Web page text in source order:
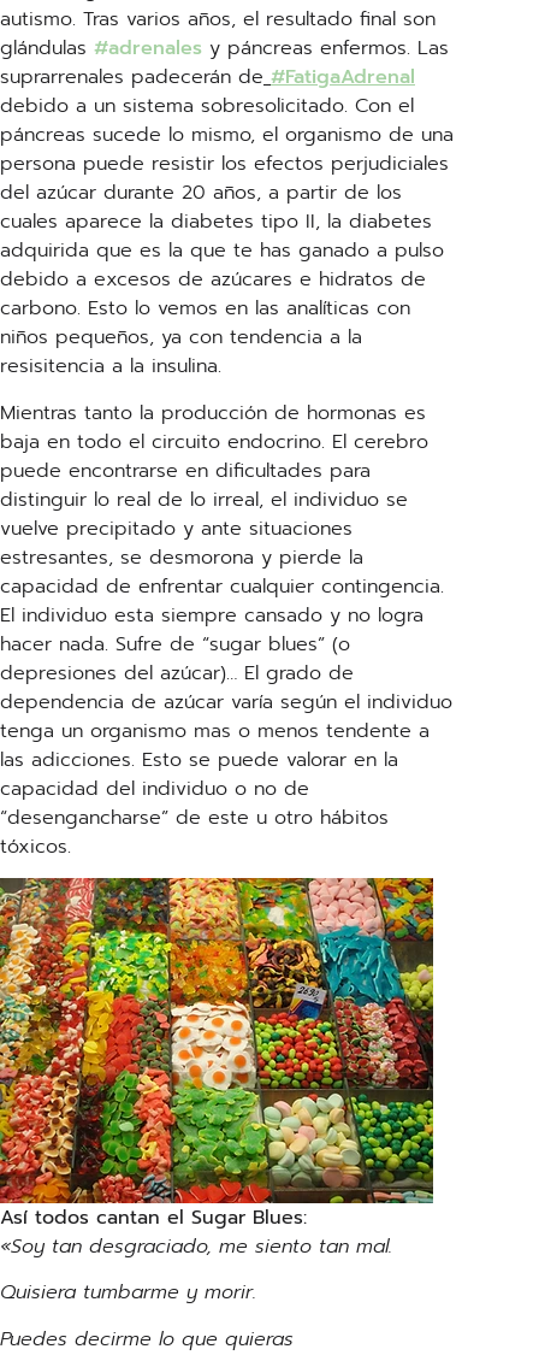
autismo. Tras varios años, el resultado final son
glándulas #adrenales y páncreas enfermos. Las
suprarrenales padecerán de #FatigaAdrenal
debido a un sistema sobresolicitado. Con el
páncreas sucede lo mismo, el organismo de una
persona puede resistir los efectos perjudiciales
del azúcar durante 20 años, a partir de los
cuales aparece la diabetes tipo II, la diabetes
adquirida que es la que te has ganado a pulso
debido a excesos de azúcares e hidratos de
carbono. Esto lo vemos en las analíticas con
niños pequeños, ya con tendencia a la
resisitencia a la insulina.
Mientras tanto la producción de hormonas es
baja en todo el circuito endocrino. El cerebro
puede encontrarse en dificultades para
distinguir lo real de lo irreal, el individuo se
vuelve precipitado y ante situaciones
estresantes, se desmorona y pierde la
capacidad de enfrentar cualquier contingencia.
El individuo esta siempre cansado y no logra
hacer nada. Sufre de “sugar blues” (o
depresiones del azúcar)… El grado de
dependencia de azúcar varía según el individuo
tenga un organismo mas o menos tendente a
las adicciones. Esto se puede valorar en la
capacidad del individuo o no de
“desengancharse” de este u otro hábitos
tóxicos.
Así todos cantan el Sugar Blues:
«Soy tan desgraciado, me siento tan mal.
Quisiera tumbarme y morir.
Puedes decirme lo que quieras